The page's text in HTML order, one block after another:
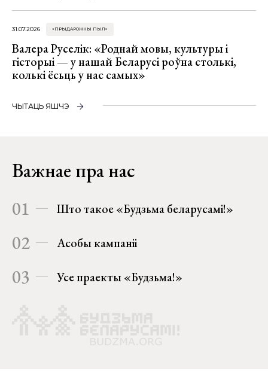
31.07.2026 «ПРЫДАРОЖНЫ ПЫЛ»
Валера Руселік: «Роднай мовы, культуры і
гісторыі — у нашай Беларусі роўна столькі,
колькі ёсьць у нас самых»
ЧЫТАЦЬ ЯШЧЭ
Важнае пра нас
01 Што такое «Будзьма беларусамі!»
02 Асобы кампаніі
03 Усе праекты «Будзьма!»